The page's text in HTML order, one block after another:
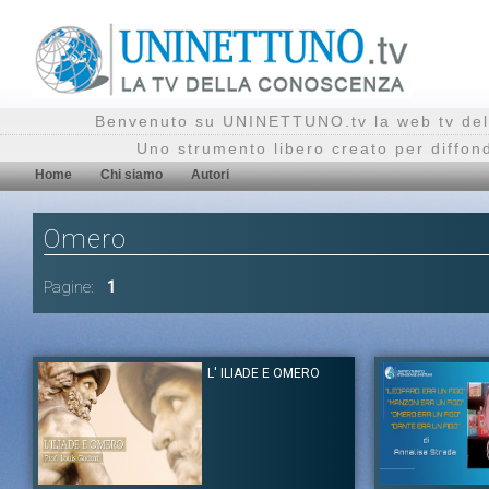
Benvenuto su UNINETTUNO.tv la web tv
Uno strumento libero creato per
Home Chi siamo Autori
Omero
Pagine: 1
L' ILIADE E OMERO